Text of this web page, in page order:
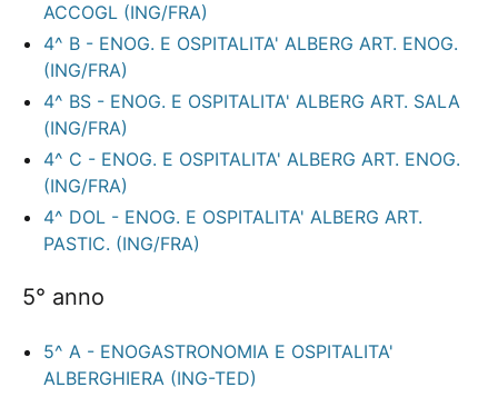
ACCOGL (ING/FRA)
4^ B - ENOG. E OSPITALITA' ALBERG ART. ENOG.
(ING/FRA)
4^ BS - ENOG. E OSPITALITA' ALBERG ART. SALA
(ING/FRA)
4^ C - ENOG. E OSPITALITA' ALBERG ART. ENOG.
(ING/FRA)
4^ DOL - ENOG. E OSPITALITA' ALBERG ART.
PASTIC. (ING/FRA)
5° anno
5^ A - ENOGASTRONOMIA E OSPITALITA'
ALBERGHIERA (ING-TED)